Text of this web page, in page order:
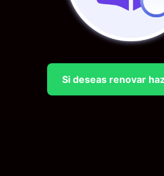
Si deseas renovar